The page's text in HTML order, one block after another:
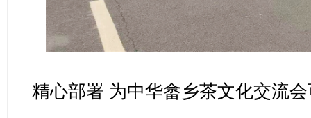
精心部署 为中华畲乡茶文化交流